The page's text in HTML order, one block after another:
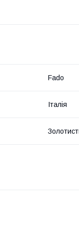
Fado
Італія